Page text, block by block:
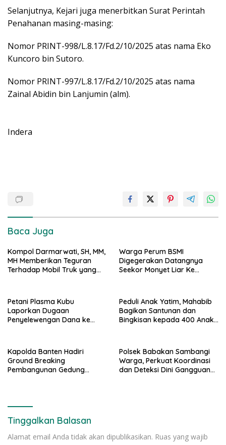
Selanjutnya, Kejari juga menerbitkan Surat Perintah
Penahanan masing-masing:
Nomor PRINT-998/L.8.17/Fd.2/10/2025 atas nama Eko
Kuncoro bin Sutoro.
Nomor PRINT-997/L.8.17/Fd.2/10/2025 atas nama
Zainal Abidin bin Lanjumin (alm).
Indera
Baca Juga
Kompol Darmarwati, SH, MM,
MH Memberikan Teguran
Terhadap Mobil Truk yang
Warga Perum BSMI
Digegerakan Datangnya
Seekor Monyet Liar Ke
Petani Plasma Kubu
Laporkan Dugaan
Penyelewengan Dana ke
Peduli Anak Yatim, Mahabib
Bagikan Santunan dan
Bingkisan kepada 400 Anak
Kapolda Banten Hadiri
Ground Breaking
Pembangunan Gedung
Polsek Babakan Sambangi
Warga, Perkuat Koordinasi
dan Deteksi Dini Gangguan
Tinggalkan Balasan
Alamat email Anda tidak akan dipublikasikan. Ruas yang wajib